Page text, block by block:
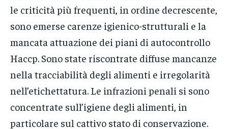
le criticità più frequenti, in ordine decrescente,
sono emerse carenze igienico-strutturali e la
mancata attuazione dei piani di autocontrollo
Haccp. Sono state riscontrate diffuse mancanze
nella tracciabilità degli alimenti e irregolarità
nell’etichettatura. Le infrazioni penali si sono
concentrate sull’igiene degli alimenti, in
particolare sul cattivo stato di conservazione.